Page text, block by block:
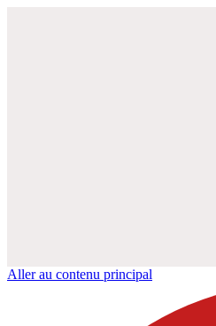
Aller au contenu principal